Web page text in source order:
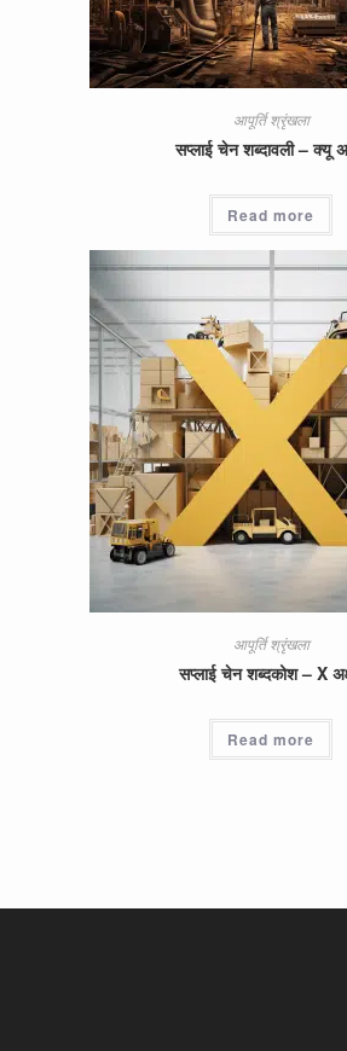
आपूर्ति श्रृंखला
सप्लाई चेन शब्दावली – क्यू
Read more
आपूर्ति श्रृंखला
सप्लाई चेन शब्दकोश – X
Read more